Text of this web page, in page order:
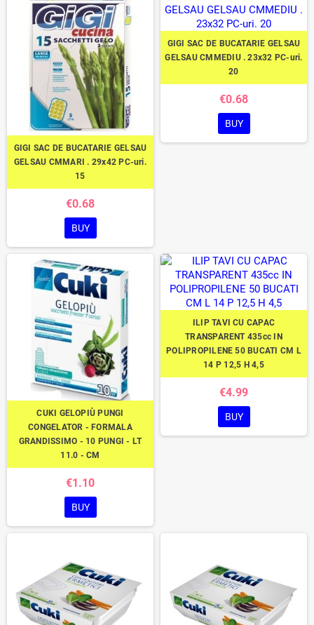
GIGI SAC DE BUCATARIE GELSAU
GELSAU CMMARI . 29x42 PC-uri.
15
€0.68
BUY
GIGI SAC DE BUCATARIE GELSAU
GELSAU CMMEDIU . 23x32 PC-uri.
20
€0.68
BUY
CUKI GELOPIÙ PUNGI
CONGELATOR - FORMALA
GRANDISSIMO - 10 PUNGI - LT
11.0 - CM
€1.10
BUY
ILIP TAVI CU CAPAC
TRANSPARENT 435cc IN
POLIPROPILENE 50 BUCATI CM L
14 P 12,5 H 4,5
€4.99
BUY